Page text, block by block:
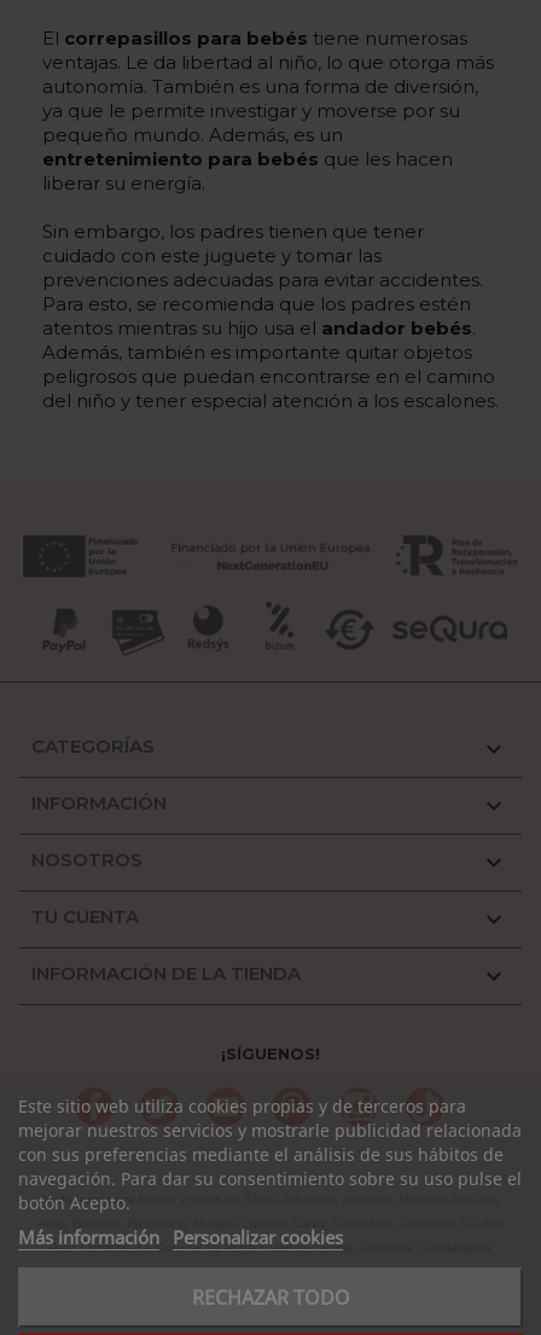
El correpasillos para bebés tiene numerosas
ventajas. Le da libertad al niño, lo que otorga más
autonomía. También es una forma de diversión,
ya que le permite investigar y moverse por su
pequeño mundo. Además, es un
entretenimiento para bebés que les hacen
liberar su energía.
Sin embargo, los padres tienen que tener
cuidado con este juguete y tomar las
prevenciones adecuadas para evitar accidentes.
Para esto, se recomienda que los padres estén
atentos mientras su hijo usa el andador bebés.
Además, también es importante quitar objetos
peligrosos que puedan encontrarse en el camino
del niño y tener especial atención a los escalones.
CATEGORÍAS 
INFORMACIÓN 
NOSOTROS 
TU CUENTA 
INFORMACIÓN DE LA TIENDA 
¡SÍGUENOS!
FacebookTwitterYouTubePinterestInstagramTikTok
Este sitio web utiliza cookies propias y de terceros para
mejorar nuestros servicios y mostrarle publicidad relacionada
con sus preferencias mediante el análisis de sus hábitos de
navegación. Para dar su consentimiento sobre su uso pulse el
botón Acepto.
Más información Personalizar cookies
RECHAZAR TODO
Andadores para bebés y niños en Álava, Albacete, Alicante, Almería, Asturias,
Real, Córdoba, La Coruña, La Rioja, Cuenca, Girona, Granada, Guadalajara,
Guipuzcoa, Huelva, Huesca, Jaen, León, Lleida, Lugo, Madrid, Málaga, Murcia,
Navarra, Orense, Palencia, Pontevedra, Rioja, Salamanca, Segovia, Sevilla,